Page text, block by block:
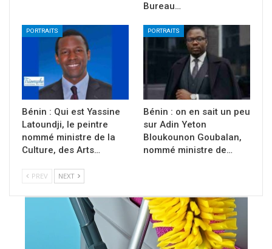
Bureau…
PORTRAITS
Bénin : Qui est Yassine
Latoundji, le peintre
nommé ministre de la
Culture, des Arts…
PORTRAITS
Bénin : on en sait un peu
sur Adin Yeton
Bloukounon Goubalan,
nommé ministre de…
PREV NEXT